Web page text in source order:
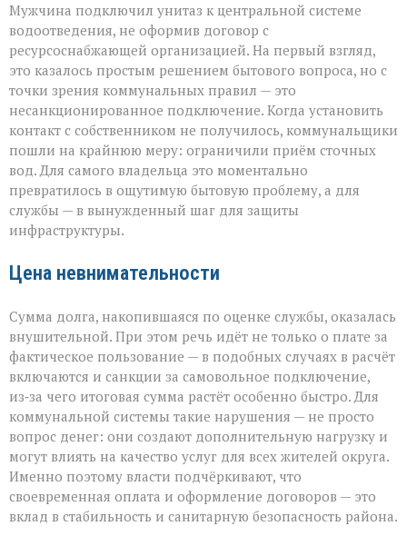
Мужчина подключил унитаз к центральной системе
водоотведения, не оформив договор с
ресурсоснабжающей организацией. На первый взгляд,
это казалось простым решением бытового вопроса, но с
точки зрения коммунальных правил — это
несанкционированное подключение. Когда установить
контакт с собственником не получилось, коммунальщики
пошли на крайнюю меру: ограничили приём сточных
вод. Для самого владельца это моментально
превратилось в ощутимую бытовую проблему, а для
службы — в вынужденный шаг для защиты
инфраструктуры.
Цена невнимательности
Сумма долга, накопившаяся по оценке службы, оказалась
внушительной. При этом речь идёт не только о плате за
фактическое пользование — в подобных случаях в расчёт
включаются и санкции за самовольное подключение,
из‑за чего итоговая сумма растёт особенно быстро. Для
коммунальной системы такие нарушения — не просто
вопрос денег: они создают дополнительную нагрузку и
могут влиять на качество услуг для всех жителей округа.
Именно поэтому власти подчёркивают, что
своевременная оплата и оформление договоров — это
вклад в стабильность и санитарную безопасность района.